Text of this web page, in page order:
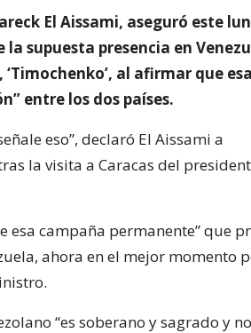
El Aissami, aseguró este
supuesta presencia en
al afirmar que
entre los dos países.
eso”, declaró El Aissami a
la visita a Caracas del
esa campaña permanente” que
ahora en el mejor momento
“es soberano y sagrado y no